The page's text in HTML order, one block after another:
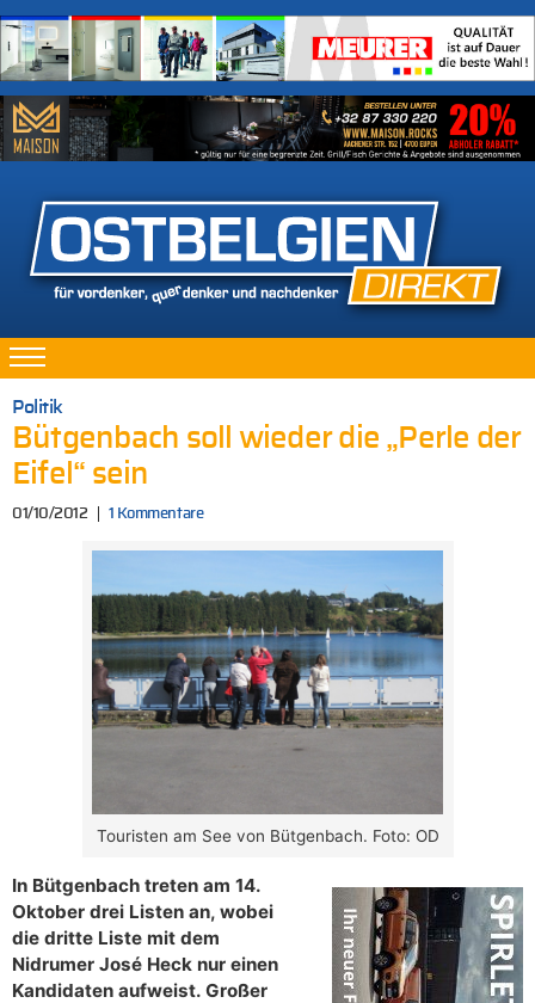
Politik
Bütgenbach soll wieder die „Perle der
Eifel“ sein
01/10/2012 1 Kommentare
Touristen am See von Bütgenbach. Foto: OD
In Bütgenbach treten am 14.
Oktober drei Listen an, wobei
die dritte Liste mit dem
Nidrumer José Heck nur einen
Kandidaten aufweist. Großer